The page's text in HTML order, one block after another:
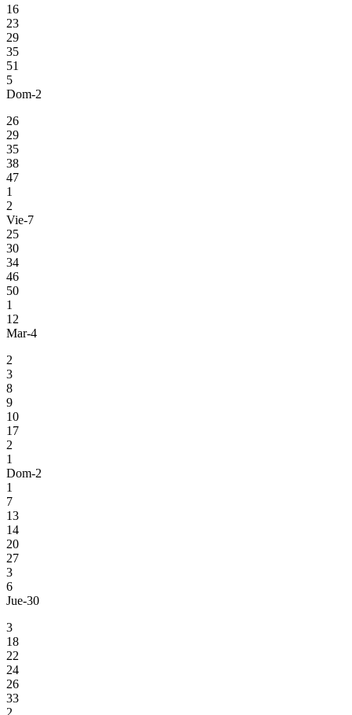
16
23
29
35
51
5
Dom-2
26
29
35
38
47
1
2
Vie-7
25
30
34
46
50
1
12
Mar-4
2
3
8
9
10
17
2
1
Dom-2
1
7
13
14
20
27
3
6
Jue-30
3
18
22
24
26
33
2